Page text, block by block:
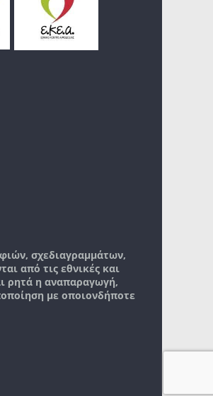
σχεδιαγραμμάτων,
από τις εθνικές και
ρητά η αναπαραγωγή,
με οποιονδήποτε